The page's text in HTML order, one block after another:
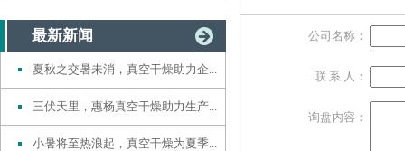
最新新闻
夏秋之交暑未消，真空干燥助力企...
三伏天里，惠杨真空干燥助力生产...
小暑将至热浪起，真空干燥为夏季...
公司名称：
联 系 人：
询盘内容：